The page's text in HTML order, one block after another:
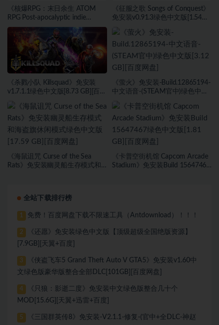
《核爆RPG：末日余生 ATOM
RPG Post-apocalyptic indie
game》免安装v1.190绿色中文版
[5.59 GB][百度网盘]
《征服之歌 Songs of Conquest》
免安装v0.91.3绿色中文版[1.54
《杀戮小队 Killsquad》免安装
v1.7.1.1绿色中文版[8.73 GB][百度
《萤火》免安装-Build.12865194-
中文语音-(STEAM官中)绿色中文
《海鼠诅咒 Curse of the Sea
Rats》免安装幽灵船生存模式和
《卡普空街机馆 Capcom Arcade
Stadium》免安装Build 15647467
全站下载排行榜
1 免费！百度网盘下载不限速工具（Antdownload）！！！
2
《还愿》免安装绿色中文版【顶级超级全国绝版资源】
[7.9GB][天翼+百度]
3
《侠盗飞车5 Grand Theft Auto V GTA5》免安装v1.60中
文绿色版豪华版整合全部DLC[101GB][百度网盘]
4
《只狼：影逝二度》免安装中文绿色版整合几十个
MOD[15.6G][天翼+迅雷+百度]
5
《三国群英传8》免安装-V2.1.1-修复-(官中+全DLC-神赵